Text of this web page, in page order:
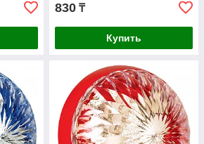
830 ₸
Купить